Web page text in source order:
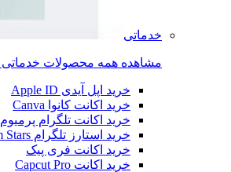
خدماتی
مشاهده همه محصولات خدماتی
خرید اپل آیدی Apple ID
خرید اکانت کانوا Canva
خرید اکانت تلگرام پرمیوم Telegram Premium
خرید استارز تلگرام Telegram Stars
خرید اکانت فری پیک
خرید اکانت Capcut Pro